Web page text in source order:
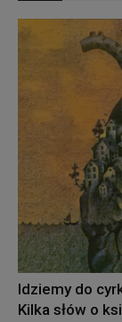
Idziemy do
Kilka słów o